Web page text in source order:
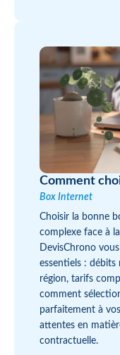
Comment
Box Internet
Choisir la bonne
complexe face à
DevisChrono
essentiels : débits
région, tarifs
comment
parfaitement à
attentes en
contractuelle.